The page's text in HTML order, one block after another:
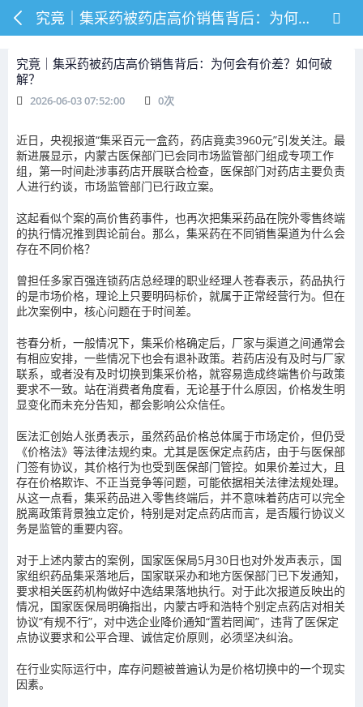
究竟｜集采药被药店高价销售背后：为何会有价差？如何破解？
究竟｜集采药被药店高价销售背后：为何会有价差？如何破
解？
2026-06-03 07:52:00 0次
近日，央视报道“集采百元一盒药，药店竟卖3960元”引发关注。最
新进展显示，内蒙古医保部门已会同市场监管部门组成专项工作
组，第一时间赴涉事药店开展联合检查，医保部门对药店主要负责
人进行约谈，市场监管部门已行政立案。
这起看似个案的高价售药事件，也再次把集采药品在院外零售终端
的执行情况推到舆论前台。那么，集采药在不同销售渠道为什么会
存在不同价格？
曾担任多家百强连锁药店总经理的职业经理人苍春表示，药品执行
的是市场价格，理论上只要明码标价，就属于正常经营行为。但在
此次案例中，核心问题在于时间差。
苍春分析，一般情况下，集采价格确定后，厂家与渠道之间通常会
有相应安排，一些情况下也会有退补政策。若药店没有及时与厂家
联系，或者没有及时切换到集采价格，就容易造成终端售价与政策
要求不一致。站在消费者角度看，无论基于什么原因，价格发生明
显变化而未充分告知，都会影响公众信任。
医法汇创始人张勇表示，虽然药品价格总体属于市场定价，但仍受
《价格法》等法律法规约束。尤其是医保定点药店，由于与医保部
门签有协议，其价格行为也受到医保部门管控。如果价差过大，且
存在价格欺诈、不正当竞争等问题，可能依据相关法律法规处理。
从这一点看，集采药品进入零售终端后，并不意味着药店可以完全
脱离政策背景独立定价，特别是对定点药店而言，是否履行协议义
务是监管的重要内容。
对于上述内蒙古的案例，国家医保局5月30日也对外发声表示，国
家组织药品集采落地后，国家联采办和地方医保部门已下发通知，
要求相关医药机构做好中选结果落地执行。对于此次报道反映出的
情况，国家医保局明确指出，内蒙古呼和浩特个别定点药店对相关
协议“有规不行”，对中选企业降价通知“置若罔闻”，违背了医保定
点协议要求和公平合理、诚信定价原则，必须坚决纠治。
在行业实际运行中，库存问题被普遍认为是价格切换中的一个现实
因素。